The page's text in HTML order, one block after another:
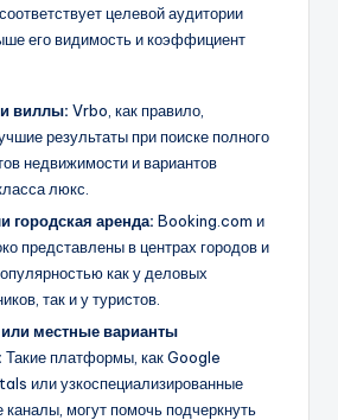
целевой аудитории
его видимость и коэффициент
виллы: Vrbo, как правило,
результаты при поиске полного
недвижимости и вариантов
люкс.
городская аренда: Booking.com и
представлены в центрах городов и
как у деловых
так и у туристов.
местные варианты
Такие платформы, как Google
или узкоспециализированные
каналы, могут помочь подчеркнуть